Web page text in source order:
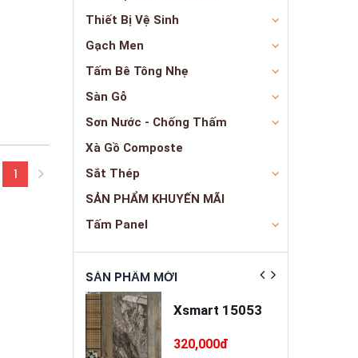
1(current)
Thiết Bị Vệ Sinh
Gạch Men
Tấm Bê Tông Nhẹ
Sàn Gỗ
Sơn Nước - Chống Thấm
Xà Gồ Composte
Sắt Thép
SẢN PHẨM KHUYẾN MÃI
Tấm Panel
SẢN PHẨM MỚI
Xsmart 15053
320,000đ